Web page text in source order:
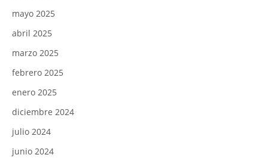
mayo 2025
abril 2025
marzo 2025
febrero 2025
enero 2025
diciembre 2024
julio 2024
junio 2024